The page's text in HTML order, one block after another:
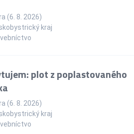
(6. 8. 2026)
kraj
plot z poplastovaného
(6. 8. 2026)
kraj